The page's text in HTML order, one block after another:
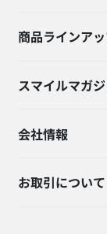
商品ラインア
スマイルマガ
会社情報
お取引について